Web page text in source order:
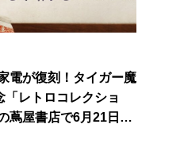
電が復刻！タイガー魔
「レトロコレクショ
蔦屋書店で6月21日よ